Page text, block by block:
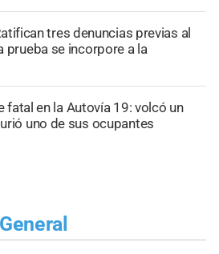
tres denuncias previas al
prueba se incorpore a la
fatal en la Autovía 19: volcó un
uno de sus ocupantes